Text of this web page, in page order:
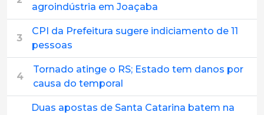
agroindústria em Joaçaba
3
CPI da Prefeitura sugere indiciamento de 11
pessoas
4
Tornado atinge o RS; Estado tem danos por
causa do temporal
Duas apostas de Santa Catarina batem na